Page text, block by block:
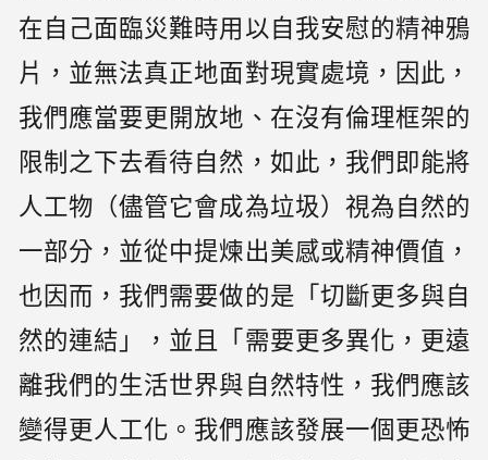
在自己面臨災難時用以自我安慰的精神鴉
片，並無法真正地面對現實處境，因此，
我們應當要更開放地、在沒有倫理框架的
限制之下去看待自然，如此，我們即能將
人工物（儘管它會成為垃圾）視為自然的
一部分，並從中提煉出美感或精神價值，
也因而，我們需要做的是「切斷更多與自
然的連結」，並且「需要更多異化，更遠
離我們的生活世界與自然特性，我們應該
變得更人工化。我們應該發展一個更恐怖